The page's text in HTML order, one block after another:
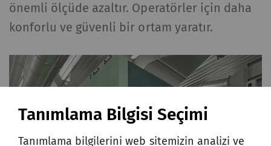
önemli ölçüde azaltır. Operatörler için daha
konforlu ve güvenli bir ortam yaratır.
Tanımlama Bilgisi Seçimi
Tanımlama bilgilerini web sitemizin analizi ve